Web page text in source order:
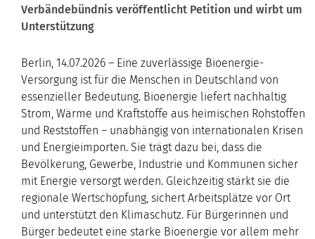
Verbändebündnis veröffentlicht Petition und wirbt um
Unterstützung
Berlin, 14.07.2026 – Eine zuverlässige Bioenergie-
Versorgung ist für die Menschen in Deutschland von
essenzieller Bedeutung. Bioenergie liefert nachhaltig
Strom, Wärme und Kraftstoffe aus heimischen Rohstoffen
und Reststoffen – unabhängig von internationalen Krisen
und Energieimporten. Sie trägt dazu bei, dass die
Bevölkerung, Gewerbe, Industrie und Kommunen sicher
mit Energie versorgt werden. Gleichzeitig stärkt sie die
regionale Wertschöpfung, sichert Arbeitsplätze vor Ort
und unterstützt den Klimaschutz. Für Bürgerinnen und
Bürger bedeutet eine starke Bioenergie vor allem mehr